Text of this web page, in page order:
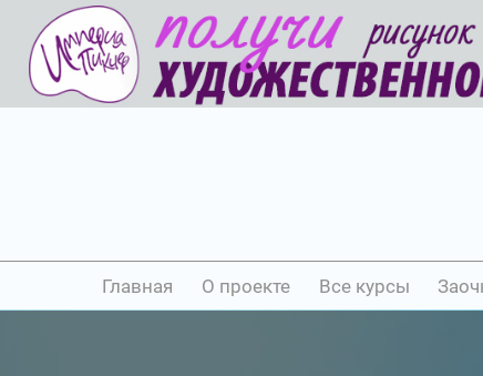
Главная О проекте Все курсы